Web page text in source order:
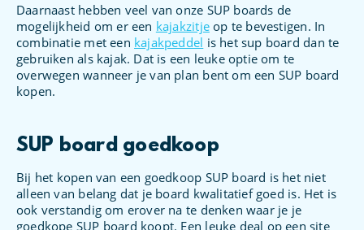
Daarnaast hebben veel van onze SUP boards de
mogelijkheid om er een kajakzitjeop te bevestigen. In
combinatie met een kajakpeddel is het sup board dan te
gebruiken als kajak. Dat is een leuke optie om te
overwegen wanneer je van plan bent om een SUP board
kopen.
SUP board goedkoop
Bij het kopen van een goedkoop SUP board is het niet
alleen van belang dat je board kwalitatief goed is. Het is
ook verstandig om erover na te denken waar je je
goedkope SUP board koopt. Een leuke deal op een site